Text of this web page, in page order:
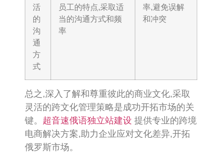
活
的
沟
通
方
式
员工的特点,采取适
当的沟通方式和频
率
率,避免误解
和冲突
总之,深入了解和尊重彼此的商业文化,采取
灵活的跨文化管理策略是成功开拓市场的关
键。 超音速俄语独立站建设 提供专业的跨境
电商解决方案,助力企业应对文化差异,开拓
俄罗斯市场。